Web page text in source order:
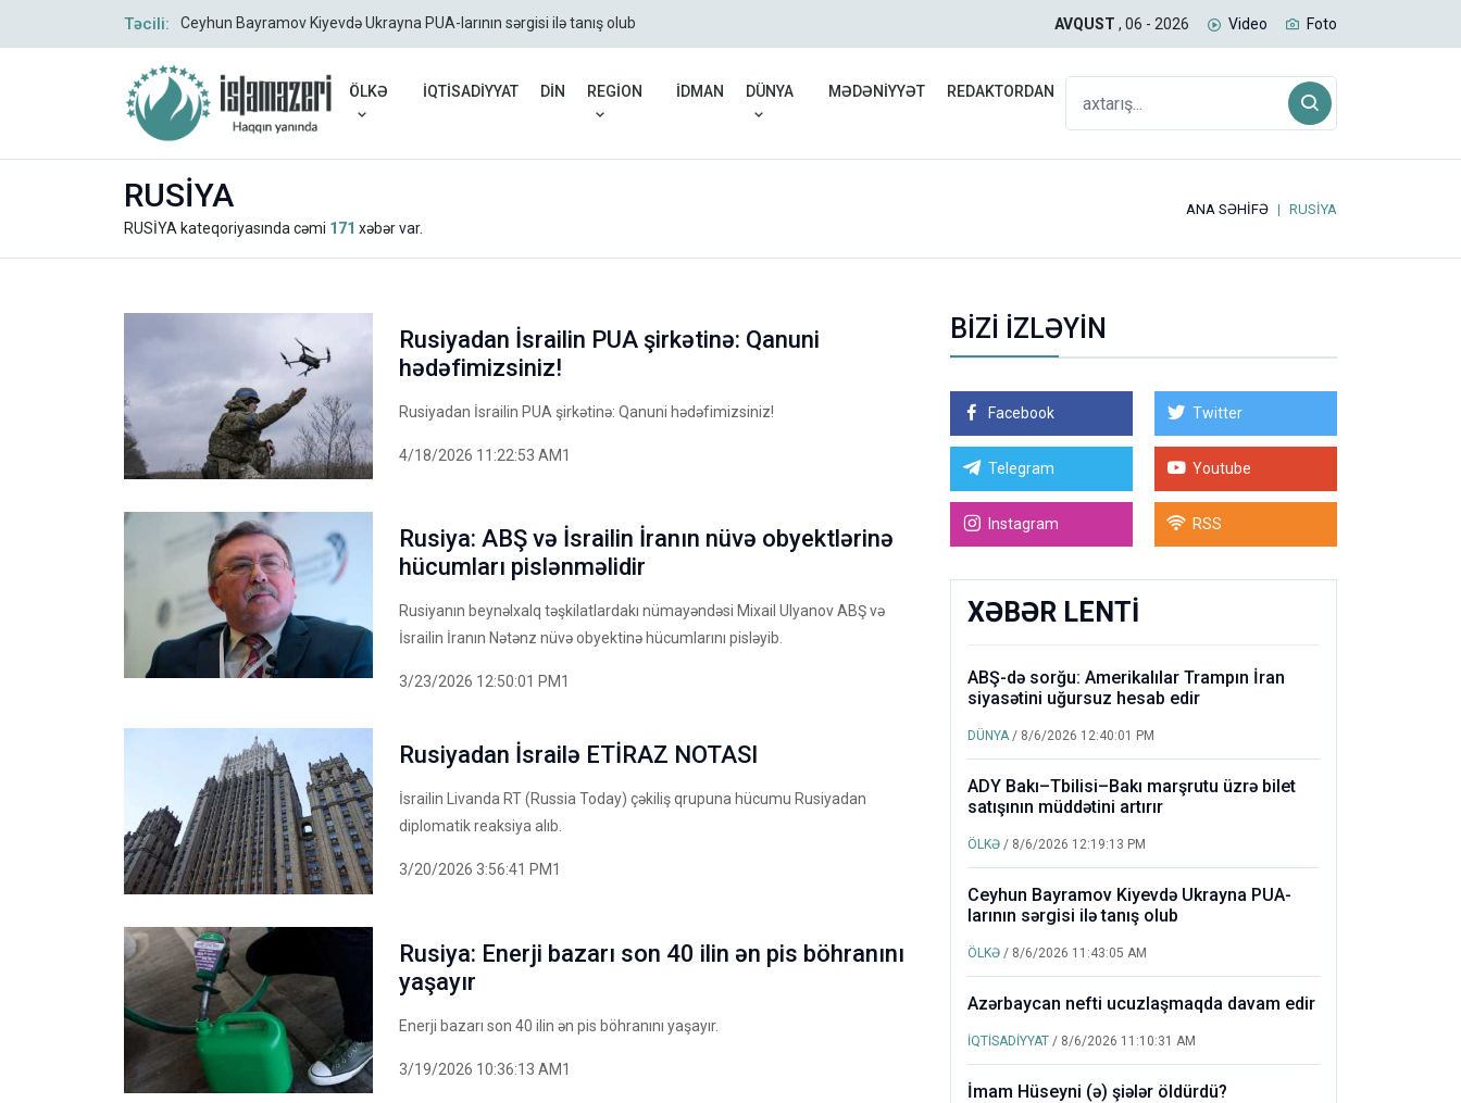
Təcili: Ceyhun Bayramov Kiyevdə Ukrayna PUA-larının sərgisi ilə tanış olub Azərbaycan nefti ucuzlaşmaqda davam edir
AVQUST , 06 - 2026 Video Foto
ÖLKƏ İQTİSADİYYAT DİN REGİON İDMAN DÜNYA MƏDƏNİYYƏT REDAKTORDAN
RUSİYA
RUSİYA kateqoriyasında cəmi 171 xəbər var.
ANA SƏHİFƏ RUSİYA
Rusiyadan İsrailin PUA şirkətinə: Qanuni
hədəfimizsiniz!
Rusiyadan İsrailin PUA şirkətinə: Qanuni hədəfimizsiniz!
4/18/2026 11:22:53 AM1
Rusiya: ABŞ və İsrailin İranın nüvə obyektlərinə
hücumları pislənməlidir
Rusiyanın beynəlxalq təşkilatlardakı nümayəndəsi Mixail Ulyanov ABŞ və
İsrailin İranın Nətənz nüvə obyektinə hücumlarını pisləyib.
3/23/2026 12:50:01 PM1
Rusiyadan İsrailə ETİRAZ NOTASI
İsrailin Livanda RT (Russia Today) çəkiliş qrupuna hücumu Rusiyadan
diplomatik reaksiya alıb.
3/20/2026 3:56:41 PM1
Rusiya: Enerji bazarı son 40 ilin ən pis böhranını
yaşayır
Enerji bazarı son 40 ilin ən pis böhranını yaşayır.
3/19/2026 10:36:13 AM1
BİZİ İZLƏYİN
Facebook Twitter
Telegram Youtube
Instagram RSS
XƏBƏR LENTİ
ABŞ-də sorğu: Amerikalılar Trampın İran
siyasətini uğursuz hesab edir
DÜNYA/ 8/6/2026 12:40:01 PM
ADY Bakı–Tbilisi–Bakı marşrutu üzrə bilet
satışının müddətini artırır
ÖLKƏ / 8/6/2026 12:19:13 PM
Ceyhun Bayramov Kiyevdə Ukrayna PUA-
larının sərgisi ilə tanış olub
ÖLKƏ / 8/6/2026 11:43:05 AM
Azərbaycan nefti ucuzlaşmaqda davam edir
İQTİSADİYYAT / 8/6/2026 11:10:31 AM
İmam Hüseyni (ə) şiələr öldürdü?